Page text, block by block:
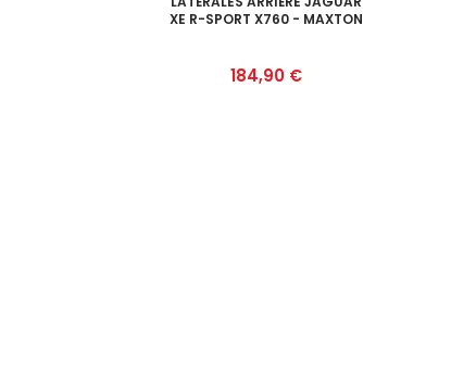
XE R-SPORT X760 - MAXTON
Prix
184,90 €